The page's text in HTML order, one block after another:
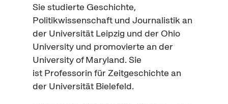
Sie studierte Geschichte,
Politikwissenschaft und Journalistik an
der Universität Leipzig und der Ohio
University und promovierte an der
University of Maryland. Sie
ist Professorin für Zeitgeschichte an
der Universität Bielefeld.